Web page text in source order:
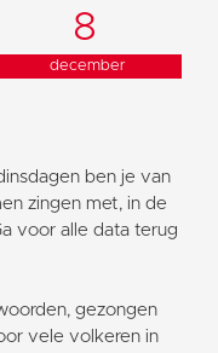
8
december
ben je van
zingen met, in de
voor alle data terug
gezongen
vele volkeren in